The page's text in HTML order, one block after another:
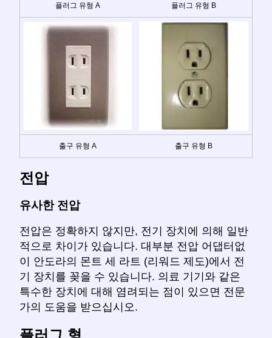
플러그 유형 A 플러그 유형 B
출구 유형 A 출구 유형 B
전압
유사한 전압
전압은 정확하지 않지만, 전기 장치에 의해 일반
적으로 차이가 있습니다. 대부분 전압 어댑터없
이 안도라의 몬트 세 라트 (리워드 제도)에서 전
기 장치를 꽂을 수 있습니다. 의료 기기와 같은
특수한 장치에 대해 염려되는 점이 있으면 전문
가의 도움을 받으십시오.